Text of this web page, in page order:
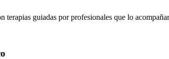
terapias guiadas por profesionales que lo